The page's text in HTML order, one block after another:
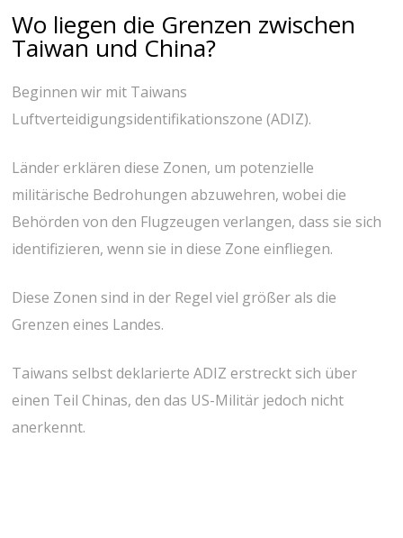
Wo liegen die Grenzen zwischen
Taiwan und China?
Beginnen wir mit Taiwans
Luftverteidigungsidentifikationszone (ADIZ).
Länder erklären diese Zonen, um potenzielle
militärische Bedrohungen abzuwehren, wobei die
Behörden von den Flugzeugen verlangen, dass sie sich
identifizieren, wenn sie in diese Zone einfliegen.
Diese Zonen sind in der Regel viel größer als die
Grenzen eines Landes.
Taiwans selbst deklarierte ADIZ erstreckt sich über
einen Teil Chinas, den das US-Militär jedoch nicht
anerkennt.